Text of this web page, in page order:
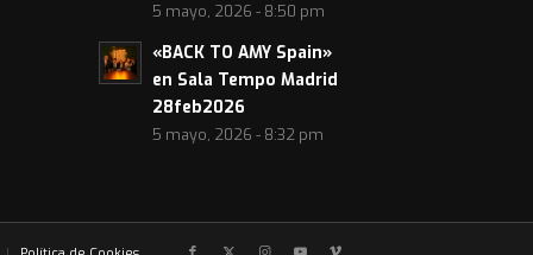
5 mayo, 2026 - 8:50 pm
«BACK TO AMY Spain»
en Sala Tempo Madrid
28feb2026
5 mayo, 2026 - 8:32 pm